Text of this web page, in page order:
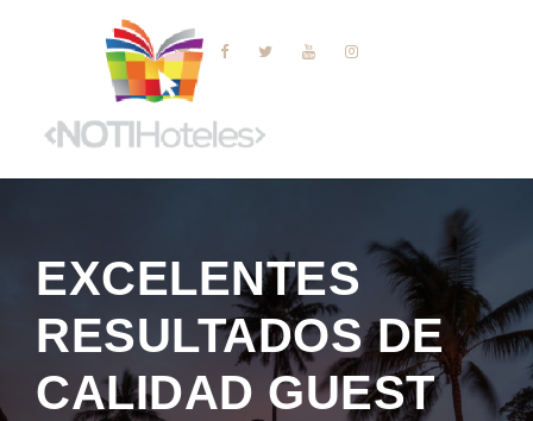
EXCELENTES
RESULTADOS DE
CALIDAD GUEST